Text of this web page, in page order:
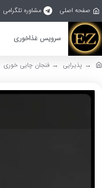
صفحه اصلی مشاوره تلگرامی
سرویس غذاخوری
پذیرایی فنجان چایی خوری